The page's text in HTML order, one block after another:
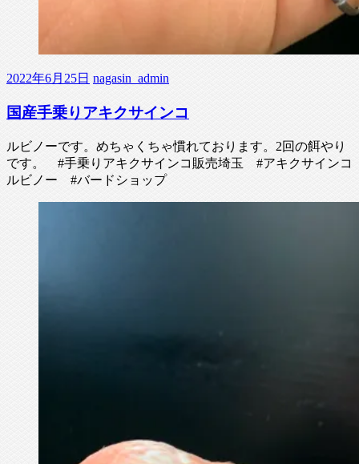
2022年6月25日 nagasin_admin
国産手乗りアキクサインコ
ルビノーです。めちゃくちゃ慣れております。2回の餌やり
です。 #手乗りアキクサインコ販売埼玉 #アキクサインコ
ルビノー #バードショップ